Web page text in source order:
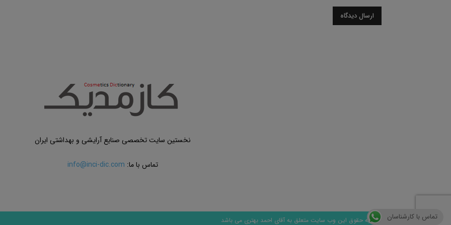
نخستین سایت تخصصی صنایع آرایشی و بهداشتی ایران
تماس با ما: info@inci-dic.com
© کلیه حقوق این وب سایت متعلق به آقای احمد بهتری می باشد تماس با کارشناسان